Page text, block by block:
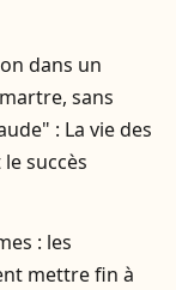
dans un
sans
: La vie des
succès
: les
mettre fin à